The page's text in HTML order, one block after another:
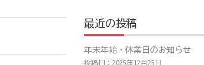
最近の投稿
年末年始・休業日のお知らせ
投稿日：2025年12月25日